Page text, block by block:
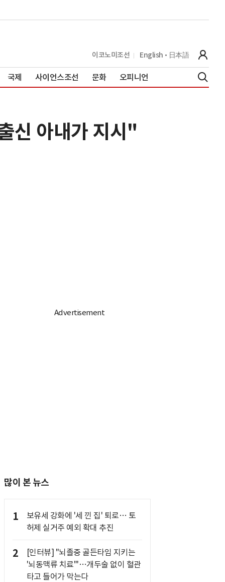
이코노미조선 English 日本語
국제 사이언스조선 문화 오피니언
신 아내가 지시"
많이 본 뉴스
1
보유세 강화에 '세 낀 집' 퇴로… 토
허제 실거주 예외 확대 추진
2
[인터뷰] "뇌졸중 골든타임 지키는
'뇌동맥류 치료'"…개두술 없이 혈관
타고 들어가 막는다